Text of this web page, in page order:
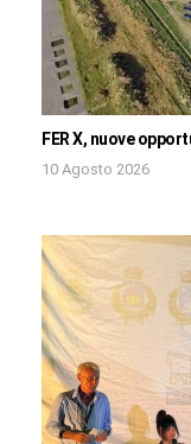
FER X, nuove
10 Agosto 2026